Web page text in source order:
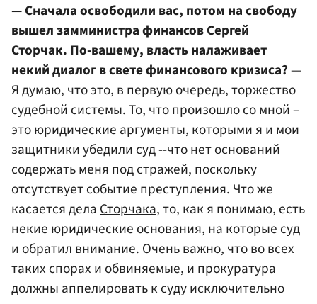
— Сначала освободили вас, потом на свободу
вышел замминистра финансов Сергей
Сторчак. По-вашему, власть налаживает
некий диалог в свете финансового кризиса?—
Я думаю, что это, в первую очередь, торжество
судебной системы. То, что произошло со мной –
это юридические аргументы, которыми я и мои
защитники убедили суд --что нет оснований
содержать меня под стражей, поскольку
отсутствует событие преступления. Что же
касается делаСторчака, то, как я понимаю, есть
некие юридические основания, на которые суд
и обратил внимание. Очень важно, что во всех
таких спорах и обвиняемые, ипрокуратура
должны аппелировать к суду исключительно